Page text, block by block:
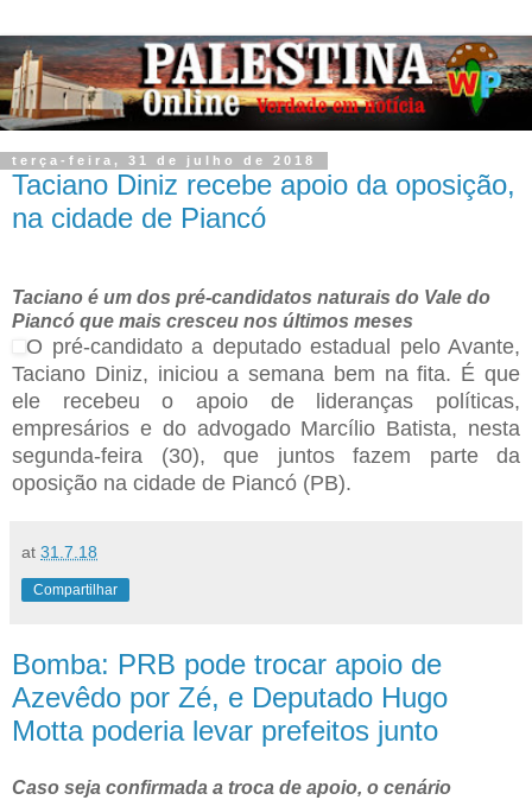
terça-feira, 31 de julho de 2018
Taciano Diniz recebe apoio da oposição,
na cidade de Piancó
Taciano é um dos pré-candidatos naturais do Vale do
Piancó que mais cresceu nos últimos meses
O pré-candidato a deputado estadual pelo Avante,
Taciano Diniz, iniciou a semana bem na fita. É que
ele recebeu o apoio de lideranças políticas,
empresários e do advogado Marcílio Batista, nesta
segunda-feira (30), que juntos fazem parte da
oposição na cidade de Piancó (PB).
at 31.7.18
Compartilhar
Bomba: PRB pode trocar apoio de
Azevêdo por Zé, e Deputado Hugo
Motta poderia levar prefeitos junto
Caso seja confirmada a troca de apoio, o cenário